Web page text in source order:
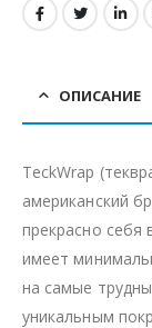
ОПИСАНИЕ
TeckWrap
американский
прекрасно себя
имеет
на самые
уникальным